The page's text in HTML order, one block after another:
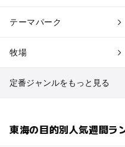
テーマパーク
牧場
定番ジャンルをもっと見る
東海の目的別人気週間ラ